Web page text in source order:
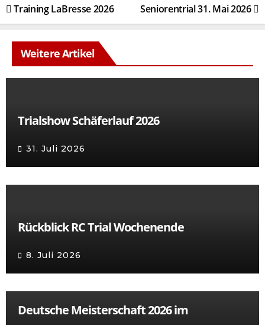
Beitragsnavigation Seniorentrial 31. Mai 2026
Training LaBresse 2026
Weitere Artikel
Trialshow Schäferlauf 2026
31. Juli 2026
Rückblick RC Trial Wochenende
8. Juli 2026
Deutsche Meisterschaft 2026 im